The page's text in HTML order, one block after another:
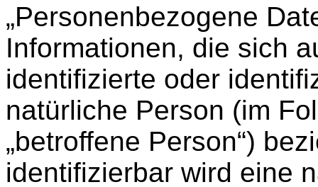
„Personenbezogene
Informationen, die sich
identifizierte oder
natürliche Person (im
„betroffene Person“)
identifizierbar wird eine